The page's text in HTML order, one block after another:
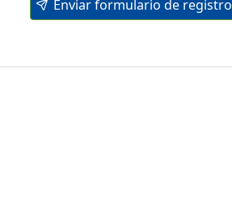
Enviar formulario de registro